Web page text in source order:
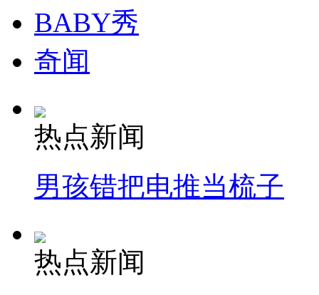
BABY秀
奇闻
热点新闻
男孩错把电推当梳子
热点新闻